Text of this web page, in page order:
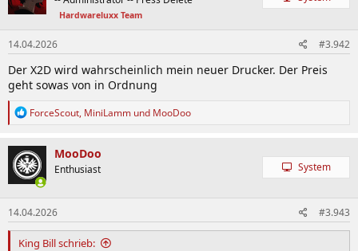
o
n
e
n
:
Hardwareluxx Team
14.04.2026 #3.942
Der X2D wird wahrscheinlich mein neuer Drucker. Der Preis
geht sowas von in Ordnung
R
k
t
i
o
n
e
n
:
ForceScout, MiniLamm und MooDoo
MooDoo
Enthusiast System
14.04.2026 #3.943
King Bill schrieb: